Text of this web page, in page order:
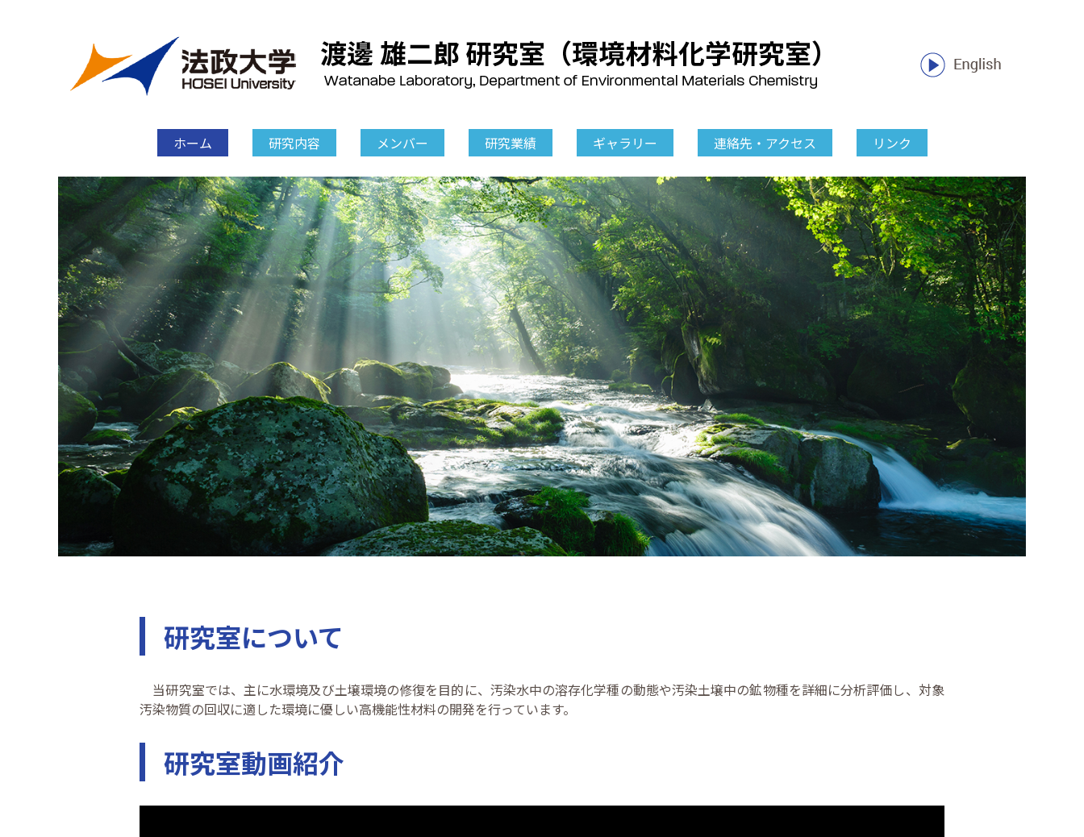
ホーム 研究内容 メンバー 研究業績 ギャラリー 連絡先・アクセス リンク
研究室について
当研究室では、主に水環境及び土壌環境の修復を目的に、汚染水中の溶存化学種の動態や汚染土壌中の鉱物種を詳細に分析評価し、対象
汚染物質の回収に適した環境に優しい高機能性材料の開発を行っています。
研究室動画紹介